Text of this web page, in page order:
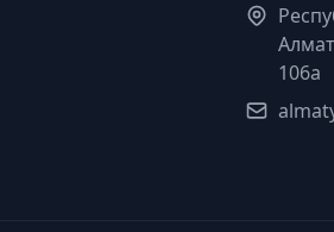
106а